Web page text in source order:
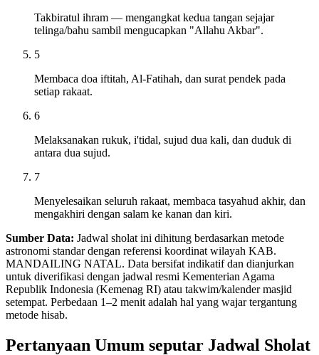
Takbiratul ihram — mengangkat kedua tangan sejajar
telinga/bahu sambil mengucapkan "Allahu Akbar".
5
Membaca doa iftitah, Al-Fatihah, dan surat pendek pada
setiap rakaat.
6
Melaksanakan rukuk, i'tidal, sujud dua kali, dan duduk di
antara dua sujud.
7
Menyelesaikan seluruh rakaat, membaca tasyahud akhir, dan
mengakhiri dengan salam ke kanan dan kiri.
Sumber Data: Jadwal sholat ini dihitung berdasarkan metode
astronomi standar dengan referensi koordinat wilayah KAB.
MANDAILING NATAL. Data bersifat indikatif dan dianjurkan
untuk diverifikasi dengan jadwal resmi Kementerian Agama
Republik Indonesia (Kemenag RI) atau takwim/kalender masjid
setempat. Perbedaan 1–2 menit adalah hal yang wajar tergantung
metode hisab.
Pertanyaan Umum seputar Jadwal Sholat